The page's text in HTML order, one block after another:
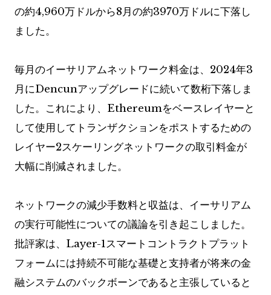
の約4,960万ドルから8月の約3970万ドルに下落し
ました。
毎月のイーサリアムネットワーク料金は、2024年3
月にDencunアップグレードに続いて数桁下落しま
した。これにより、Ethereumをベースレイヤーと
して使用してトランザクションをポストするための
レイヤー2スケーリングネットワークの取引料金が
大幅に削減されました。
ネットワークの減少手数料と収益は、イーサリアム
の実行可能性についての議論を引き起こしました。
批評家は、Layer-1スマートコントラクトプラット
フォームには持続不可能な基礎と支持者が将来の金
融システムのバックボーンであると主張していると